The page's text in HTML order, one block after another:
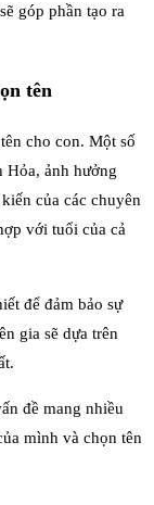
góp phần tạo ra
tên
cho con. Một số
Hỏa, ảnh hưởng
của các chuyên
với tuổi của cả
để đảm bảo sự
gia sẽ dựa trên
đề mang nhiều
mình và chọn tên